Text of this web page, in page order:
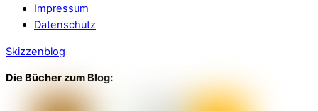
Impressum
Datenschutz
Skizzenblog
Die Bücher zum Blog: